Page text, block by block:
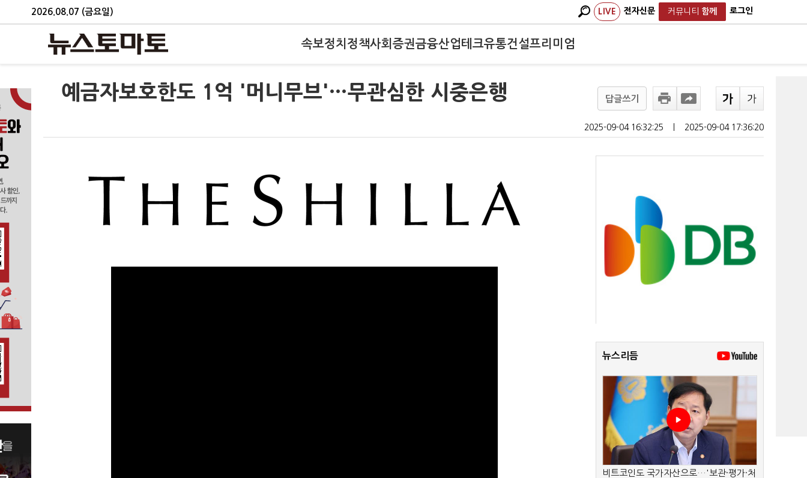
2026.08.07 (금요일) LIVE 전자신문 커뮤니티 함께 로그인
속보정치 정책사회 증권금융산업테크유통건설프리미엄
예금자보호한도 1억 '머니무브'…무관심한 시중은행 답글쓰기
2025-09-04 16:32:25 2025-09-04 17:36:20
뉴스리듬
비트코인도 국가자산으로…'보관·평가·처